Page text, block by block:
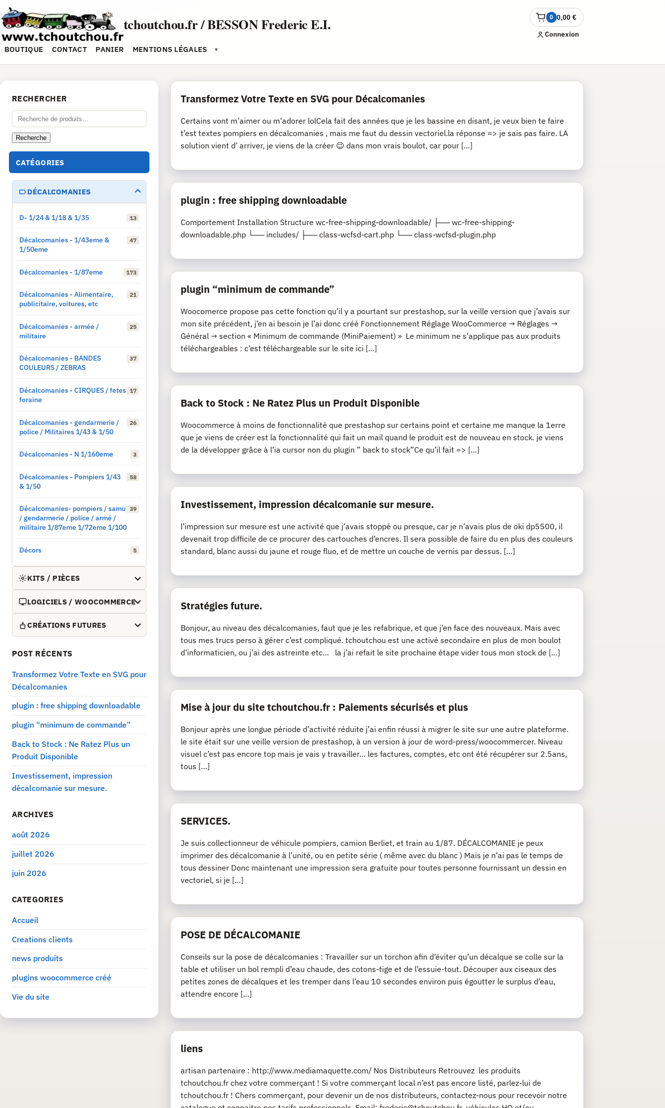
Aller
au
contenu
tchoutchou.fr / BESSON Frederic E.I.
BOUTIQUE CONTACT PANIER MENTIONS LÉGALES ▾
0 0,00€
Ouvrir
le
panierConnexion
Transformez Votre Texte en SVG pour Décalcomanies
Certains vont m’aimer ou m’adorer lolCela fait des années que je les bassine en disant, je veux bien te faire
t’est textes pompiers en décalcomanies , mais me faut du dessin vectoriel.la réponse => je sais pas faire. LA
solution vient d’ arriver, je viens de la créer 😉 dans mon vrais boulot, car pour […]
plugin : free shipping downloadable
Comportement Installation Structure wc-free-shipping-downloadable/ ├── wc-free-shipping-
downloadable.php └── includes/ ├── class-wcfsd-cart.php └── class-wcfsd-plugin.php
plugin “minimum de commande”
Woocomerce propose pas cette fonction qu’il y a pourtant sur prestashop, sur la veille version que j’avais sur
mon site précédent, j’en ai besoin je l’ai donc créé Fonctionnement Réglage WooCommerce → Réglages →
Général → section « Minimum de commande (MiniPaiement) » Le minimum ne s’applique pas aux produits
téléchargeables : c’est téléchargeable sur le site ici […]
Back to Stock : Ne Ratez Plus un Produit Disponible
Woocommerce à moins de fonctionnalité que prestashop sur certains point et certaine me manque la 1erre
que je viens de créer est la fonctionnalité qui fait un mail quand le produit est de nouveau en stock. je viens
de la développer grâce à l’ia cursor non du plugin ” back to stock”Ce qu’il fait => […]
Investissement, impression décalcomanie sur mesure.
l’impression sur mesure est une activité que j’avais stoppé ou presque, car je n’avais plus de oki dp5500, il
devenait trop difficile de ce procurer des cartouches d’encres. Il sera possible de faire du en plus des couleurs
standard, blanc aussi du jaune et rouge fluo, et de mettre un couche de vernis par dessus. […]
Stratégies future.
Bonjour, au niveau des décalcomanies, faut que je les refabrique, et que j’en face des nouveaux. Mais avec
tous mes trucs perso à gérer c’est compliqué. tchoutchou est une activé secondaire en plus de mon boulot
d’informaticien, ou j’ai des astreinte etc… la j’ai refait le site prochaine étape vider tous mon stock de […]
Mise à jour du site tchoutchou.fr : Paiements sécurisés et plus
Bonjour après une longue période d’activité réduite j’ai enfin réussi à migrer le site sur une autre plateforme.
le site était sur une veille version de prestashop, à un version à jour de word-press/woocommercer. Niveau
visuel c’est pas encore top mais je vais y travailler… les factures, comptes, etc ont été récupérer sur 2.5ans,
tous […]
SERVICES.
Je suis collectionneur de véhicule pompiers, camion Berliet, et train au 1/87. DÉCALCOMANIE je peux
imprimer des décalcomanie à l’unité, ou en petite série ( même avec du blanc ) Mais je n’ai pas le temps de
tous dessiner Donc maintenant une impression sera gratuite pour toutes personne fournissant un dessin en
vectoriel, si je […]
POSE DE DÉCALCOMANIE
Conseils sur la pose de décalcomanies : Travailler sur un torchon afin d’éviter qu’un décalque se colle sur la
table et utiliser un bol rempli d’eau chaude, des cotons-tige et de l’essuie-tout. Découper aux ciseaux des
petites zones de décalques et les tremper dans l’eau 10 secondes environ puis égoutter le surplus d’eau,
attendre encore […]
liens
artisan partenaire : http://www.mediamaquette.com/ Nos Distributeurs Retrouvez les produits
tchoutchou.fr chez votre commerçant ! Si votre commerçant local n’est pas encore listé, parlez-lui de
tchoutchou.fr ! Chers commerçant, pour devenir un de nos distributeurs, contactez-nous pour recevoir notre
RECHERCHER
Recherche
pour :
Recherche
CATÉGORIES
DÉCALCOMANIES
D- 1/24 & 1/18 & 1/35 13
Décalcomanies - 1/43eme &
1/50eme
47
Décalcomanies - 1/87eme 173
Décalcomanies - Alimentaire,
publicitaire, voitures, etc
21
Décalcomanies - armée /
militaire
25
Décalcomanies - BANDES
COULEURS / ZEBRAS
37
Décalcomanies - CIRQUES / fetes
foraine
17
Décalcomanies - gendarmerie /
police / Militaires 1/43 & 1/50
26
Décalcomanies - N 1/160eme 3
Décalcomanies - Pompiers 1/43
& 1/50
58
Décalcomanies- pompiers / samu
/ gendarmerie / police / armé /
militaire 1/87eme 1/72eme 1/100
39
Décors 5
KITS / PIÈCES
LOGICIELS / WOOCOMMERCE
CRÉATIONS FUTURES
POST RÉCENTS
Transformez Votre Texte en SVG pour
Décalcomanies
plugin : free shipping downloadable
plugin “minimum de commande”
Back to Stock : Ne Ratez Plus un
Produit Disponible
Investissement, impression
décalcomanie sur mesure.
ARCHIVES
août 2026
juillet 2026
juin 2026
CATEGORIES
Accueil
Creations clients
news produits
plugins woocommerce créé
Vie du site